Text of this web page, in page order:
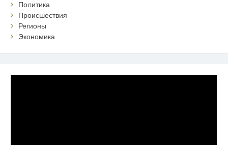
Политика
Происшествия
Регионы
Экономика